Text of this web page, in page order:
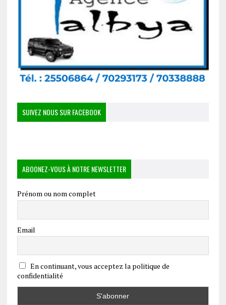
SUIVEZ NOUS SUR FACEBOOK
ABOONEZ-VOUS À NOTRE NEWSLETTER
Prénom ou nom complet
Email
En continuant, vous acceptez la politique de
confidentialité